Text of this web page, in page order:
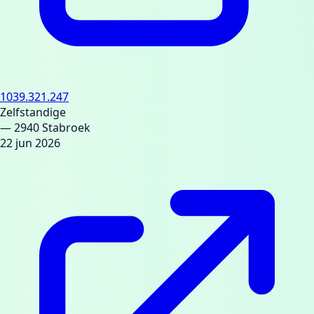
1039.321.247
Zelfstandige
— 2940 Stabroek
22 jun 2026